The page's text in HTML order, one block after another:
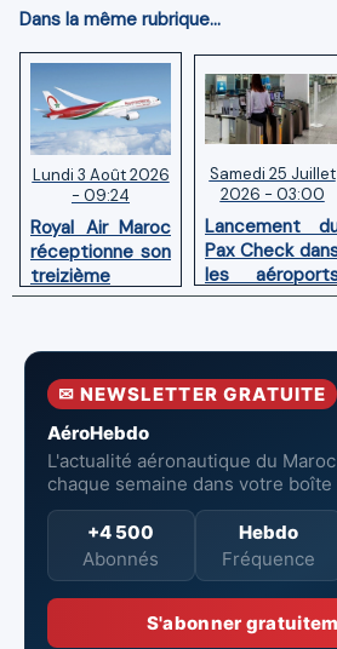
Dans la même rubrique...
Lundi 3 Août 2026
- 09:24
Royal Air Maroc
réceptionne son
treizième
Boeing 787
Samedi 25 Juillet
2026 - 03:00
Lancement
Pax Check
les
du Maroc
✉ NEWSLETTER GRATUITE
AéroHebdo
L'actualité aéronautique du
chaque semaine dans votre boîte
+4 500
Abonnés
Hebdo
Fréquence
S'abonner